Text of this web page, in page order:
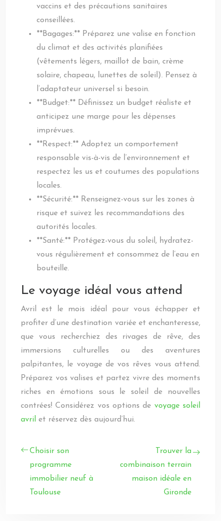
vaccins et des précautions sanitaires
conseillées.
**Bagages:** Préparez une valise en fonction
du climat et des activités planifiées
(vêtements légers, maillot de bain, crème
solaire, chapeau, lunettes de soleil). Pensez à
l’adaptateur universel si besoin.
**Budget:** Définissez un budget réaliste et
anticipez une marge pour les dépenses
imprévues.
**Respect:** Adoptez un comportement
responsable vis-à-vis de l’environnement et
respectez les us et coutumes des populations
locales.
**Sécurité:** Renseignez-vous sur les zones à
risque et suivez les recommandations des
autorités locales.
**Santé:** Protégez-vous du soleil, hydratez-
vous régulièrement et consommez de l’eau en
bouteille.
Le voyage idéal vous attend
Avril est le mois idéal pour vous échapper et
profiter d’une destination variée et enchanteresse,
que vous recherchiez des rivages de rêve, des
immersions culturelles ou des aventures
palpitantes, le voyage de vos rêves vous attend.
Préparez vos valises et partez vivre des moments
riches en émotions sous le soleil de nouvelles
contrées! Considérez vos options de voyage soleil
avril et réservez dès aujourd’hui.
Choisir son
programme
immobilier neuf à
Toulouse
Trouver la
combinaison terrain
maison idéale en
Gironde